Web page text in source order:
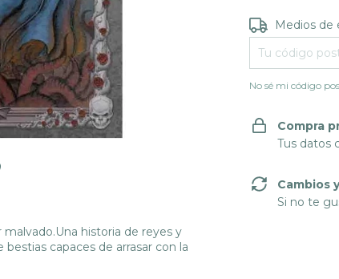
historia de reyes y
capaces de arrasar con la
Entregas para
Medios de
No sé mi código
Compra
Tus datos
Cambios
Si no te